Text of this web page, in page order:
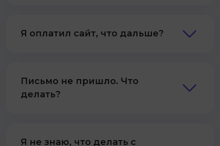
Я оплатил сайт, что дальше?
Письмо не пришло. Что
делать?
Я не знаю, что делать с